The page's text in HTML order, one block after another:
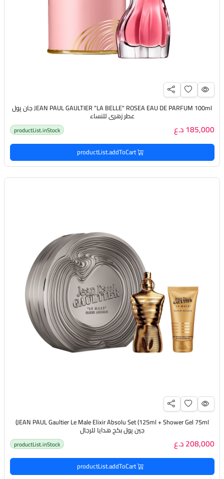
JEAN PAUL GAULTIER "LA BELLE" ROSEA EAU DE PARFUM 100ml جان پول
عطر زهري للنساء
185,000 د.ع productList.inStock
productList.addToCart
JEAN PAUL Gaultier Le Male Elixir Absolu Set (125ml + Shower Gel 75ml)
جين پول بكج هدايا للرجال
208,000 د.ع productList.inStock
productList.addToCart